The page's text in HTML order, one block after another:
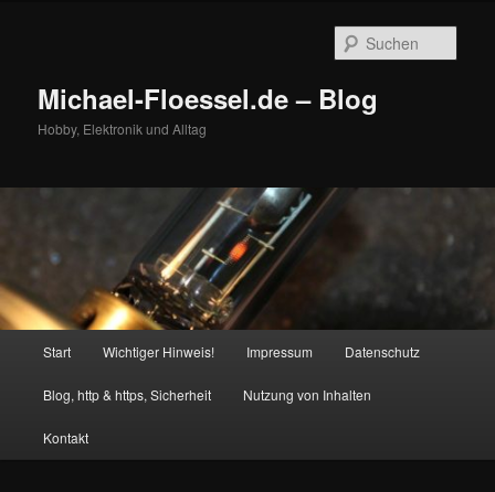
Michael-Floessel.de – Blog
Hobby, Elektronik und Alltag
Start Wichtiger Hinweis! Impressum Datenschutz
Blog, http & https, Sicherheit Nutzung von Inhalten
Kontakt